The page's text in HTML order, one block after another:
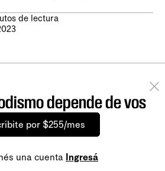
de lectura
depende de vos
por $255/mes
una cuenta Ingresá